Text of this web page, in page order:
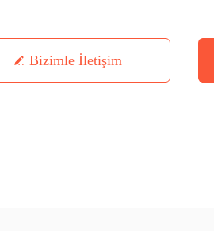
Bizimle İletişim